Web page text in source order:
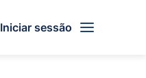
Iniciar sessão